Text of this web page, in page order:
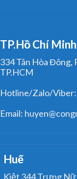
TP.Hồ Chí Minh
334 Tân Hòa Đông,
TP.HCM
Hotline/Zalo/
Email:
Huế
Kiệt 344 Trưng